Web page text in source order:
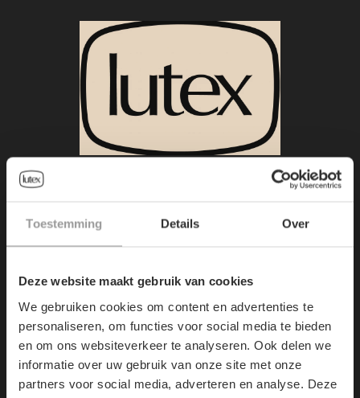
Toestemming Details Over
Deze website maakt gebruik van cookies
We gebruiken cookies om content en advertenties te
personaliseren, om functies voor social media te bieden
en om ons websiteverkeer te analyseren. Ook delen we
informatie over uw gebruik van onze site met onze
partners voor social media, adverteren en analyse. Deze
Demerstraat 7
info@lutex.be